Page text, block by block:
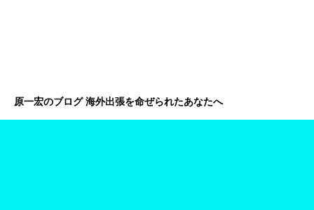
原一宏のブログ 海外出張を命ぜられたあなたへ